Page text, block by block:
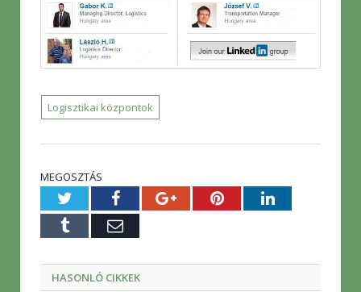
Logisztikai központok
MEGOSZTÁS
TwitterFacebookGoogle+PinterestLinkedIn
Tumblr E-
HASONLÓ CIKKEK